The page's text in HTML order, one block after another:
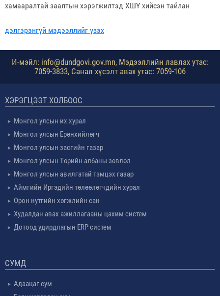
хамааралтай заалтын хэрэгжилтэд ХШҮ хийсэн тайлан
дэлгэрэнгүй мэдээллийг үзэх
И-мэйл: info@dundgovi.gov.mn, Мэдээллийн лавлах утас:
7059-3833, Санал хүсэлт авах утас: 7059-106
ХЭРЭГЦЭЭТ ХОЛБООС
Монгол улсын их хурал
Монгол улсын Ерөнхийлөгч
Монгол улсын засгийн газар
Монгол улсын Төрийн албаны зөвлөл
Монгол улсын авилгатай тэмцэх газар
Аймгийн Иргэдийн төлөөлөгчдийн хурал
Орон нутгийн хөгжлийн сан
Худалдан авах ажиллагааны цахим систем
Дотоод удирдлагын ERP систем
СУМД
Адаацаг сум